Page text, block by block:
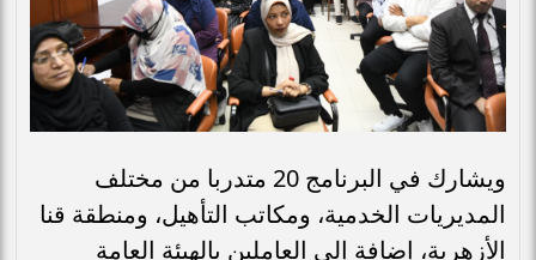
ويشارك في البرنامج 20 متدربا من مختلف
المديريات الخدمية، ومكاتب التأهيل، ومنطقة قنا
الأزهرية، إضافة إلى العاملين بالهيئة العامة